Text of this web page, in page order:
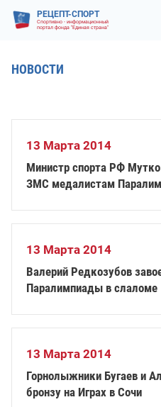
РЕЦЕПТ-СПОРТ
Спортивно - информационный
портал фонда "Единая страна"
НОВОСТИ
13 Марта 2014
Министр спорта РФ
ЗМС медалистам
13 Марта 2014
Валерий Редкозубов
Паралимпиады в слаломе
13 Марта 2014
Горнолыжники Бугаев и
бронзу на Играх в Сочи